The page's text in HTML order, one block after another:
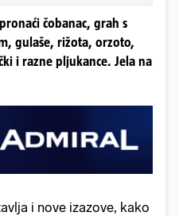
čobanac, grah s
gulaše, rižota, orzoto,
i razne pljukance. Jela na
i nove izazove, kako